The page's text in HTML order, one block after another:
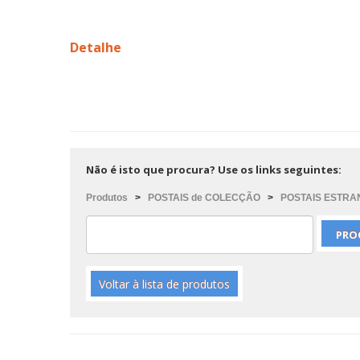
Detalhe
Não é isto que procura? Use os links seguintes:
Produtos > POSTAIS de COLECÇÃO > POSTAIS
Voltar à lista de produtos